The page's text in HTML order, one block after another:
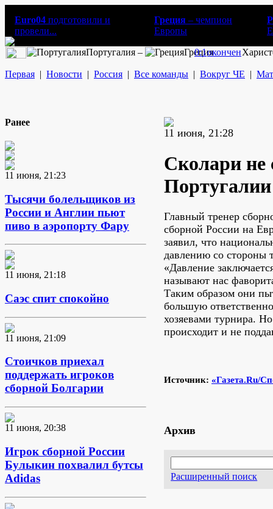
Euro04 подготовили и
провели...
Греция – чемпион
Европы
Португалия – Греция
0:1окончен
Первая | Новости | Россия | Все команды | Вокруг ЧЕ |
Ранее
11 июня, 21:23
Тысячи болельщиков из
России и Англии пьют
пиво в аэропорту Фару
11 июня, 21:18
Саэс спит спокойно
11 июня, 21:09
Стоичков приехал
поддержать игроков
сборной Болгарии
11 июня, 20:38
Игрок сборной России
Булыкин похвалил бутсы
Adidas
11 июня, 21:28
Сколари не
Главный тренер
сборной России на
заявил, что
давлению со стороны
«Давление
называют нас
Таким образом они
большую
хозяевами турнира.
происходит и не
Источник: «Газета.Ru/
Архив
Расширенный поиск